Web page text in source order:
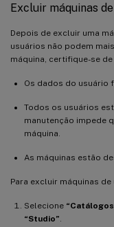
Excluir máquinas
Depois de excluir uma
usuários não podem
máquina, certifique-se de
Os dados do usuário
Todos os usuários
manutenção impede
máquina.
As máquinas estão
Para excluir máquinas
Selecione
“Studio”